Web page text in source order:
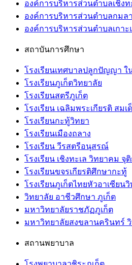
องค์การบริหารส่วนตำบลเชิงท
องค์การบริหารส่วนตำบลกมลา
องค์การบริหารส่วนตำบลเกาะ
สถาบันการศึกษา
โรงเรียนเทศบาลปลูกปัญญา
โรงเรียนภูเก็ตวิทยาลัย
โรงเรียนสตรีภูเก็ต
โรงเรียน เฉลิมพระเกียรติ สม
โรงเรียนกะทู้วิทยา
โรงเรียนเมืองถลาง
โรงเรียน วีรสตรีอนุสรณ์
โรงเรียน เชิงทะเล วิทยาคม
โรงเรียนขจรเกียรติศึกษากะทู้
โรงเรียนภูเก็ตไทยหัวอาเซียนวิ
วิทยาลัย อาชีวศึกษา ภูเก็ต
มหาวิทยาลัยราชภัฏภูเก็ต
มหาวิทยาลัยสงขลานครินทร์ วิ
สถานพยาบาล